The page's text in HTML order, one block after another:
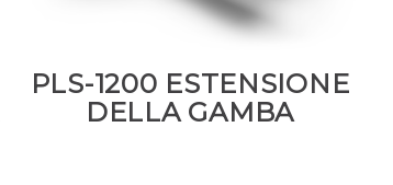
PLS-1200 ESTENSIONE
DELLA GAMBA